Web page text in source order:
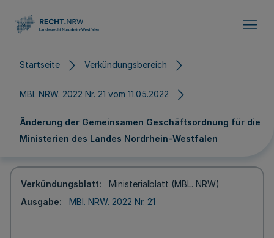
Startseite Verkündungsbereich
MBl. NRW. 2022 Nr. 21 vom 11.05.2022
Änderung der Gemeinsamen Geschäftsordnung für die
Ministerien des Landes Nordrhein-Westfalen
Verkündungsblatt
Ministerialblatt (MBL. NRW)
Ausgabe
MBl. NRW. 2022 Nr. 21